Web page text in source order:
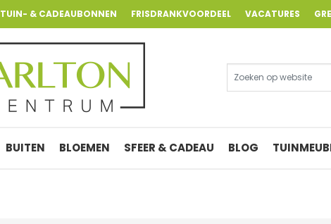
TUIN- & CADEAUBONNEN FRISDRANKVOORDEEL VACATURES
BUITEN BLOEMEN SFEER & CADEAU BLOG